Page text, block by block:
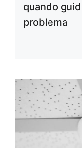
quando
problema